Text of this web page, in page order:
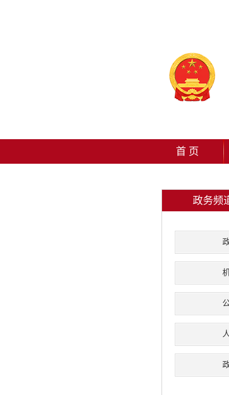
首 页
政务频